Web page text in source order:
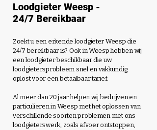
Loodgieter Weesp -
24/7 Bereikbaar
Zoekt u een erkende loodgieter Weesp die
24/7 bereikbaar is? Ook in Weesp hebben wij
een loodgieter beschikbaar die uw
loodgietersprobleem snel en vakkundig
oplost voor een betaalbaar tarief.
Al meer dan 20 jaar helpen wij bedrijven en
particulieren in Weesp met het oplossen van
verschillende soorten problemen met ons
loodgieterswerk, zoals afvoer ontstoppen,